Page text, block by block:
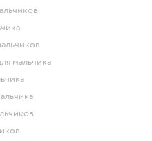
мальчика